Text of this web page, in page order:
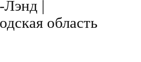
|
область